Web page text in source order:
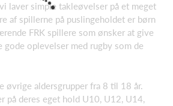
laver simple takleøvelser på et meget
af spillerne på puslingeholdet er børn
FRK spillere som ønsker at give
gode oplevelser med rugby som de
øvrige aldersgrupper fra 8 til 18 år.
på deres eget hold U10, U12, U14,